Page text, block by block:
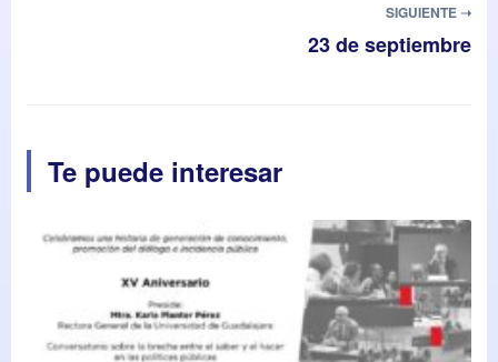
SIGUIENTE ➝
23 de septiembre
Te puede interesar